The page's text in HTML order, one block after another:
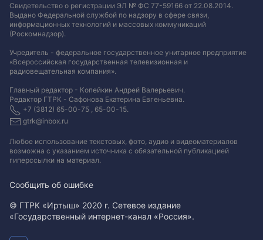
Свидетельство о регистрации ЭЛ № ФС 77-59166 от 22.08.2014.
Выдано Федеральной службой по надзору в сфере связи,
информационных технологий и массовых коммуникаций
(Роскомнадзор).
Учредитель - федеральное государственное унитарное предприятие
«Всероссийская государственная телевизионная и
радиовещательная компания».
Главный редактор - Копейкин Андрей Валерьевич.
Редактор ГТРК - Сафонова Екатерина Евгеньевна.
+7 (3812) 65-00-75 , 65-00-15.
gtrk@inbox.ru
Любое использование текстовых, фото, аудио и видеоматериалов
возможна с указанием источника с обязательной публикацией
гиперссылки на материал.
Сообщить об ошибке
© ГТРК «Иртыш» 2020 г. Сетевое издание
«Государственный интернет-канал «Россия».